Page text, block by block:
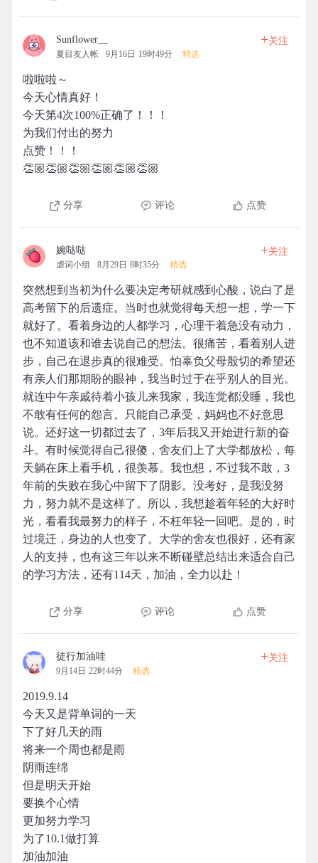
Sunflower__
夏目友人帐 9月16日 19时49分 精选
+关注
啦啦啦～
今天心情真好！
今天第4次100%正确了！！！
为我们付出的努力
点赞！！！
👏🏼👏🏼👏🏼👏🏼👏🏼👏🏼
分享 评论 点赞
婉哒哒
虐词小组 8月29日 8时35分 精选
+关注
突然想到当初为什么要决定考研就感到心酸，说白了是
高考留下的后遗症。当时也就觉得每天想一想，学一下
就好了。看着身边的人都学习，心理干着急没有动力，
也不知道该和谁去说自己的想法。很痛苦，看着别人进
步，自己在退步真的很难受。怕辜负父母殷切的希望还
有亲人们那期盼的眼神，我当时过于在乎别人的目光。
就连中午亲戚待着小孩儿来我家，我连觉都没睡，我也
不敢有任何的怨言。只能自己承受，妈妈也不好意思
说。还好这一切都过去了，3年后我又开始进行新的奋
斗。有时候觉得自己很傻，舍友们上了大学都放松，每
天躺在床上看手机，很羡慕。我也想，不过我不敢，3
年前的失败在我心中留下了阴影。没考好，是我没努
力，努力就不是这样了。所以，我想趁着年轻的大好时
光，看看我最努力的样子，不枉年轻一回吧。是的，时
过境迁，身边的人也变了。大学的舍友也很好，还有家
人的支持，也有这三年以来不断碰壁总结出来适合自己
的学习方法，还有114天，加油，全力以赴！
分享 评论 点赞
徒行加油哇
9月14日 22时44分 精选
+关注
2019.9.14
今天又是背单词的一天
下了好几天的雨
将来一个周也都是雨
阴雨连绵
但是明天开始
要换个心情
更加努力学习
为了10.1做打算
加油加油